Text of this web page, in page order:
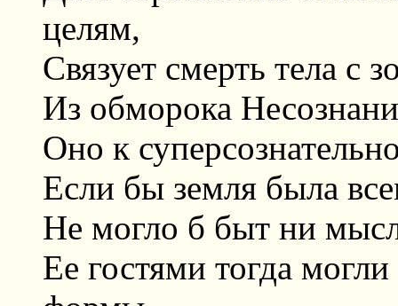
целям,
Связует смерть тела с
Из обморока
Оно к
Если бы земля была
Не могло б быт ни
Ее гостями тогда